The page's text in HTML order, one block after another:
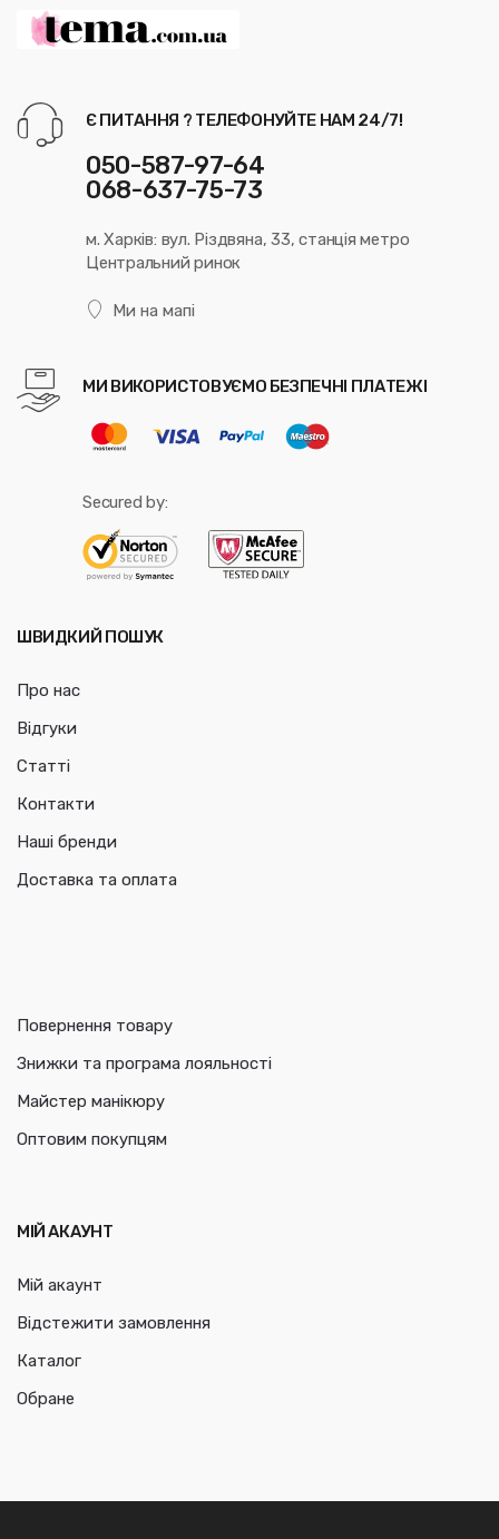
Є ПИТАННЯ ? ТЕЛЕФОНУЙТЕ НАМ 24/7!
050-587-97-64
068-637-75-73
м. Харків: вул. Різдвяна, 33, станція метро
Центральний ринок
Ми на мапі
МИ ВИКОРИСТОВУЄМО БЕЗПЕЧНІ ПЛАТЕЖІ
Secured by:
ШВИДКИЙ ПОШУК
Про нас
Відгуки
Статті
Контакти
Наші бренди
Доставка та оплата
Повернення товару
Знижки та програма лояльності
Майстер манікюру
Оптовим покупцям
МІЙ АКАУНТ
Мій акаунт
Відстежити замовлення
Каталог
Обране